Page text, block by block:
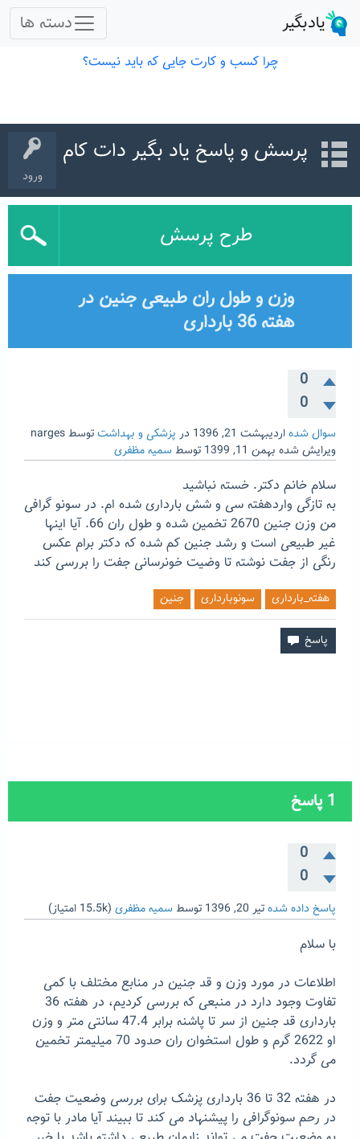
ورود
پرسش و پاسخ یاد بگیر دات کام
طرح پرسش
وزن و طول ران طبیعی جنین در
هفته 36 بارداری
0
0
سوال شدهاردیبهشت 21, 1396 در پزشکی و بهداشتتوسط narges
ویرایش شده بهمن 11, 1399 توسط سمیه مظفری
سلام خانم دکتر. خسته نباشید
به تازگی واردهفته سی و شش بارداری شده ام. در سونو گرافی
من وزن جنین 2670 تخمین شده و طول ران 66. آیا اینها
غیر طبیعی است و رشد جنین کم شده که دکتر برام عکس
رنگی از جفت نوشته تا وضیت خونرسانی جفت را بررسی کند
هفته_بارداری سونوبارداری جنین
1پاسخ
0
0
پاسخ داده شدهتیر 20, 1396 توسط سمیه مظفری (
15.5k امتیاز)
با سلام
اطلاعات در مورد وزن و قد جنین در منابع مختلف با کمی
تفاوت وجود دارد در منبعی که بررسی کردیم، در هفته 36
بارداری قد جنین از سر تا پاشنه برابر 47.4 سانتی متر و وزن
او 2622 گرم و طول استخوان ران حدود 70 میلیمتر تخمین
می گردد.
در هفته 32 تا 36 بارداری پزشک برای بررسی وضعیت جفت
در رحم سونوگرافی را پیشنهاد می کند تا ببیند آیا مادر با توجه